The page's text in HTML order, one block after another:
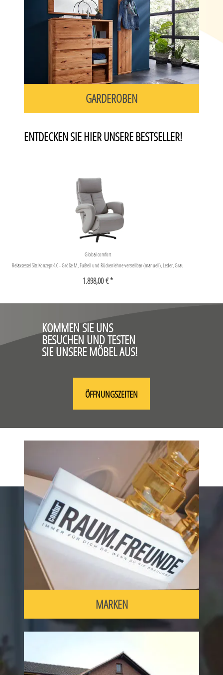
GARDEROBEN
ENTDECKEN SIE HIER UNSERE BESTSELLER!
Global comfort
Relaxsessel Sitz.Konzept 4.0 - Größe M, Fußteil und Rückenlehne verstellbar (manuell), Leder, Grau
1.898,00 € *
KOMMEN SIE UNS
BESUCHEN UND TESTEN
SIE UNSERE MÖBEL AUS!
ÖFFNUNGSZEITEN
MARKEN